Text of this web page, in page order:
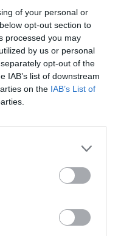
of your personal or
opt-out section to
processed you may
by us or personal
opt-out of the
IAB’s list of downstream
on the IAB’s List of
principal
verano
al
bañistas
de